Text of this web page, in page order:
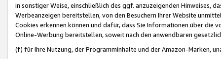
in sonstiger Weise, einschließlich des ggf. anzuzeigenden Hinweises,
Werbeanzeigen bereitstellen, von den Besuchern Ihrer Website
Cookies erkennen können und dafür, dass Sie Informationen über die
Online-Werbung bereitstellen, soweit nach den anwendbaren
(f) für Ihre Nutzung, der Programminhalte und der Amazon-Marken,